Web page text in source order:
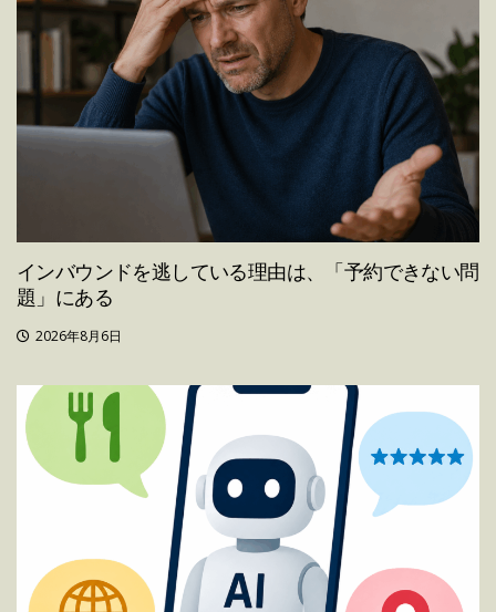
インバウンドを逃している理由は、「予約できない問
題」にある
2026年8月6日